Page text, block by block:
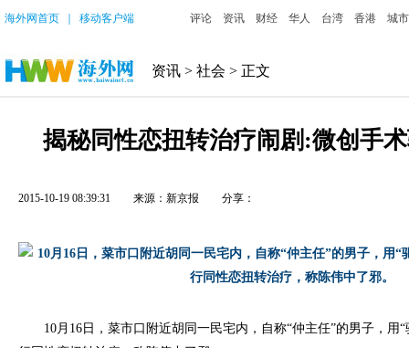
海外网首页 移动客户端 评论 资讯 财经 华人 台湾 香港 城市
资讯 > 社会 > 正文
揭秘同性恋扭转治疗闹剧:微创手
2015-10-19 08:39:31 来源：新京报 分享：
10月16日，菜市口附近胡同一民宅内，自称“仲主任”的男子，用“